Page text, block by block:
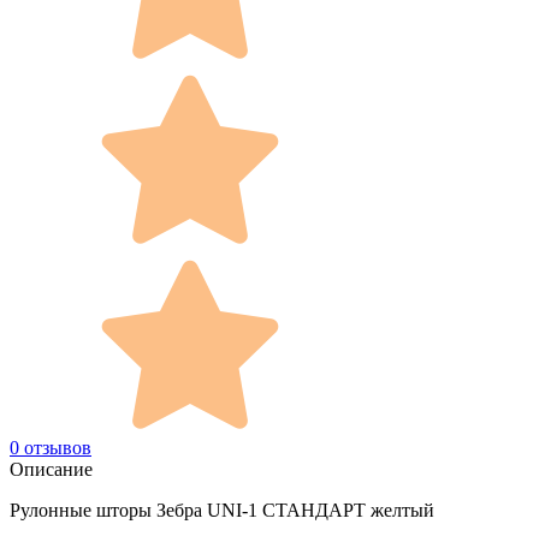
0 отзывов
Описание
Рулонные шторы Зебра UNI-1 СТАНДАРТ желтый